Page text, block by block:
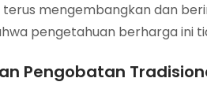
mengembangkan dan
pengetahuan berharga ini
Pengobatan